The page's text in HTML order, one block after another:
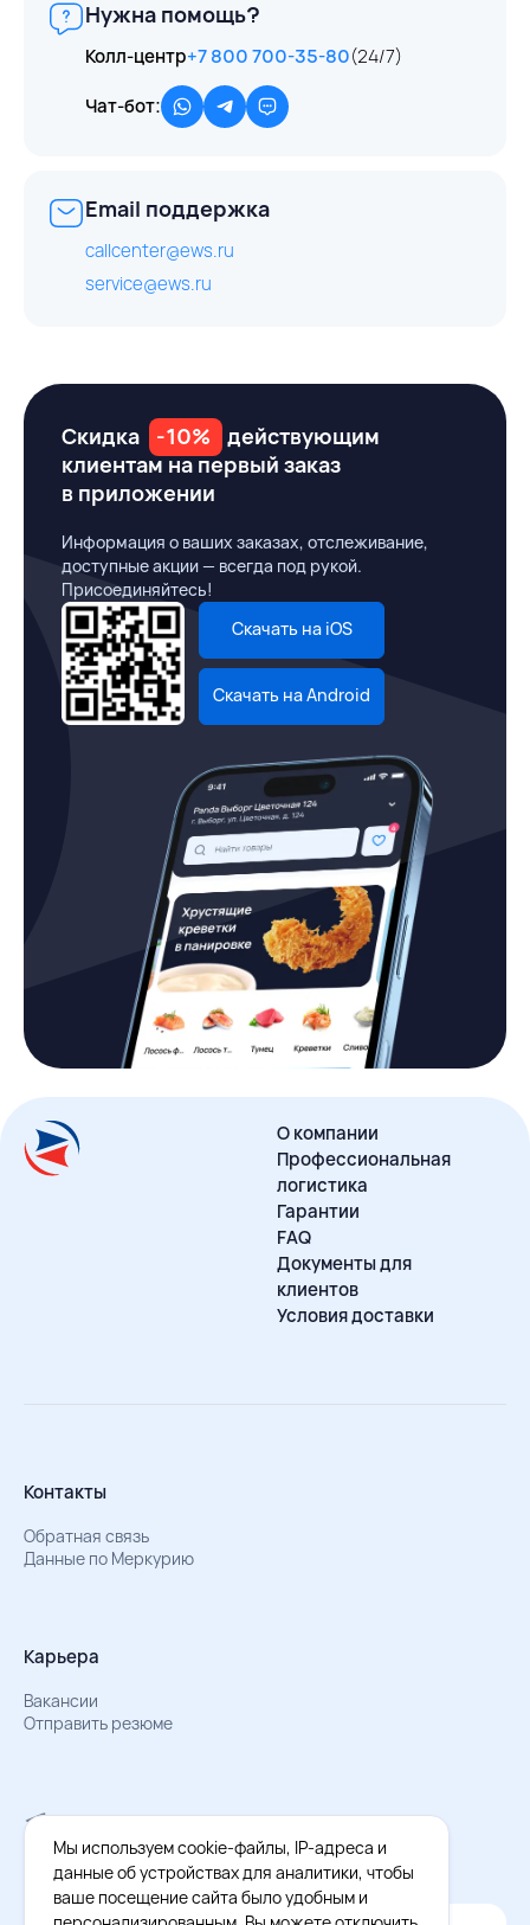
Нужна помощь?
Колл-центр+7 800 700-35-80(24/7)
Чат-бот:
Email поддержка
callcenter@ews.ru
service@ews.ru
Скидка -10%
действующим
клиентам на первый заказ
в приложении
Информация о ваших заказах, отслеживание,
доступные акции — всегда под рукой.
Присоединяйтесь!
Скачать на iOS
Скачать на Android
О компании
Профессиональная
логистика
Гарантии
FAQ
Документы для
клиентов
Условия доставки
Контакты
Обратная связь
Данные по Меркурию
Карьера
Вакансии
Отправить резюме
Мы в Телеграм
Документы об обработке персональных данных
Охрана труда – результаты СОУТ
Мы используем cookie-файлы, IP-адреса и
данные об устройствах для аналитики, чтобы
ваше посещение сайта было удобным и